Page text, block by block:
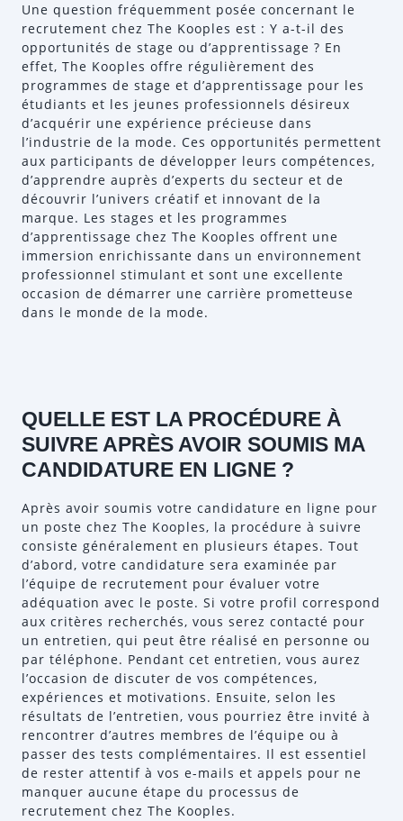
Une question fréquemment posée concernant le
recrutement chez The Kooples est : Y a-t-il des
opportunités de stage ou d’apprentissage ? En
effet, The Kooples offre régulièrement des
programmes de stage et d’apprentissage pour les
étudiants et les jeunes professionnels désireux
d’acquérir une expérience précieuse dans
l’industrie de la mode. Ces opportunités permettent
aux participants de développer leurs compétences,
d’apprendre auprès d’experts du secteur et de
découvrir l’univers créatif et innovant de la
marque. Les stages et les programmes
d’apprentissage chez The Kooples offrent une
immersion enrichissante dans un environnement
professionnel stimulant et sont une excellente
occasion de démarrer une carrière prometteuse
dans le monde de la mode.
QUELLE EST LA PROCÉDURE À
SUIVRE APRÈS AVOIR SOUMIS MA
CANDIDATURE EN LIGNE ?
Après avoir soumis votre candidature en ligne pour
un poste chez The Kooples, la procédure à suivre
consiste généralement en plusieurs étapes. Tout
d’abord, votre candidature sera examinée par
l’équipe de recrutement pour évaluer votre
adéquation avec le poste. Si votre profil correspond
aux critères recherchés, vous serez contacté pour
un entretien, qui peut être réalisé en personne ou
par téléphone. Pendant cet entretien, vous aurez
l’occasion de discuter de vos compétences,
expériences et motivations. Ensuite, selon les
résultats de l’entretien, vous pourriez être invité à
rencontrer d’autres membres de l’équipe ou à
passer des tests complémentaires. Il est essentiel
de rester attentif à vos e-mails et appels pour ne
manquer aucune étape du processus de
recrutement chez The Kooples.